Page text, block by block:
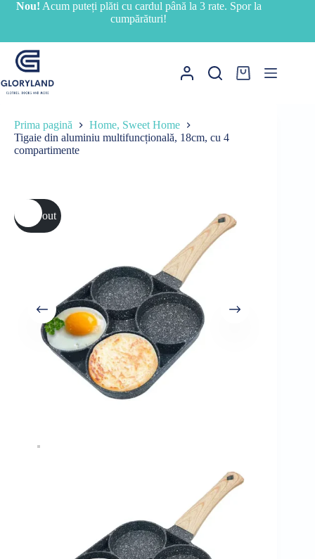
SariNou! Acum puteți plăti cu cardul până la 3 rate. Spor la
cumpărături!
Coș
Prima pagină
Home, Sweet Home
Tigaie din aluminiu multifuncțională, 18cm, cu 4
compartimente
Sold out